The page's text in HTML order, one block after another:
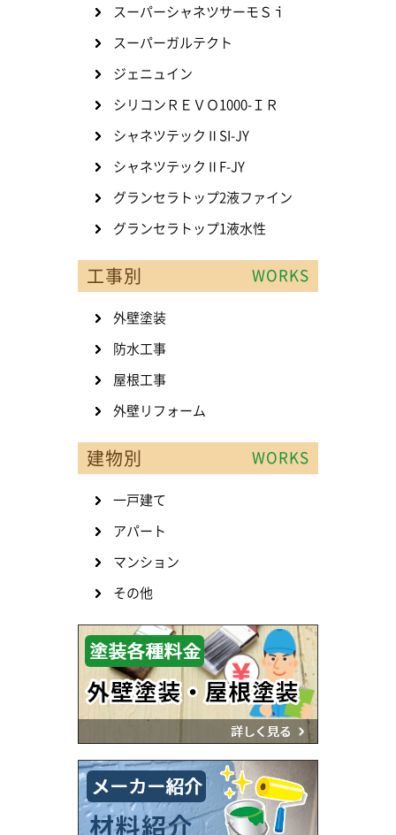
スーパーシャネツサーモＳｉ
スーパーガルテクト
ジェニュイン
シリコンＲＥＶＯ1000-ＩＲ
シャネツテックⅡSI-JY
シャネツテックⅡF-JY
グランセラトップ2液ファイン
グランセラトップ1液水性
工事別 WORKS
外壁塗装
防水工事
屋根工事
外壁リフォーム
建物別 WORKS
一戸建て
アパート
マンション
その他